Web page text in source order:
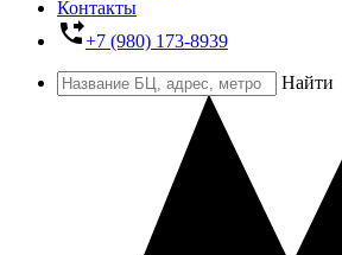
Контакты
phone_forwarded+7 (980) 173-8939
Найти